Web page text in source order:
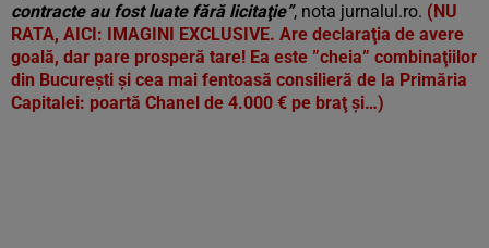
contracte au fost luate fără licitaţie”, nota jurnalul.ro. (NU
RATA, AICI: IMAGINI EXCLUSIVE. Are declaraţia de avere
goală, dar pare prosperă tare! Ea este ”cheia” combinaţiilor
din Bucureşti şi cea mai fentoasă consilieră de la Primăria
Capitalei: poartă Chanel de 4.000 € pe braţ şi…)